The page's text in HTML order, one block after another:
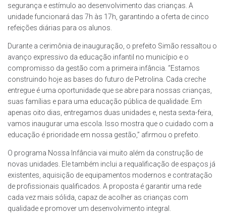
segurança e estímulo ao desenvolvimento das crianças. A
unidade funcionará das 7h às 17h, garantindo a oferta de cinco
refeições diárias para os alunos.
Durante a cerimônia de inauguração, o prefeito Simão ressaltou o
avanço expressivo da educação infantil no município e o
compromisso da gestão com a primeira infância. “Estamos
construindo hoje as bases do futuro de Petrolina. Cada creche
entregue é uma oportunidade que se abre para nossas crianças,
suas famílias e para uma educação pública de qualidade. Em
apenas oito dias, entregamos duas unidades e, nesta sexta-feira,
vamos inaugurar uma escola. Isso mostra que o cuidado com a
educação é prioridade em nossa gestão,” afirmou o prefeito.
O programa Nossa Infância vai muito além da construção de
novas unidades. Ele também inclui a requalificação de espaços já
existentes, aquisição de equipamentos modernos e contratação
de profissionais qualificados. A proposta é garantir uma rede
cada vez mais sólida, capaz de acolher as crianças com
qualidade e promover um desenvolvimento integral.